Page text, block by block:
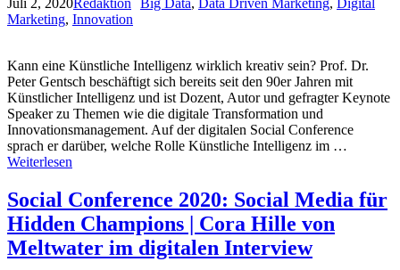
Juli 2, 2020Redaktion Big Data, Data Driven Marketing, Digital
Marketing, Innovation
Kann eine Künstliche Intelligenz wirklich kreativ sein? Prof. Dr.
Peter Gentsch beschäftigt sich bereits seit den 90er Jahren mit
Künstlicher Intelligenz und ist Dozent, Autor und gefragter Keynote
Speaker zu Themen wie die digitale Transformation und
Innovationsmanagement. Auf der digitalen Social Conference
sprach er darüber, welche Rolle Künstliche Intelligenz im …
Weiterlesen
Social Conference 2020: Social Media für
Hidden Champions | Cora Hille von
Meltwater im digitalen Interview